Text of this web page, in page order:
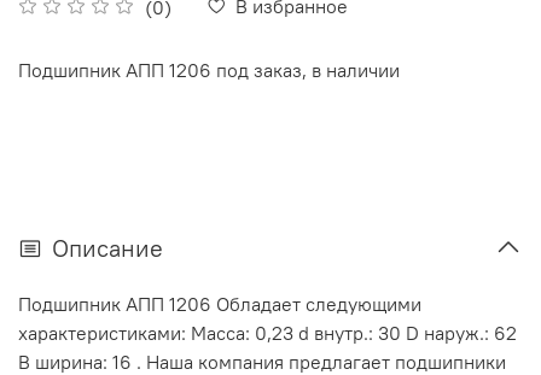
(0) В избранное
Подшипник АПП 1206 под заказ, в наличии
Описание
Подшипник АПП 1206 Обладает следующими
характеристиками: Масса: 0,23 d внутр.: 30 D наруж.: 62
В ширина: 16 . Наша компания предлагает подшипники